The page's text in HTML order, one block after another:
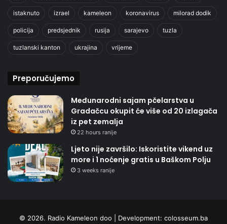
istaknuto izrael kameleon koronavirus milorad dodik
policija predsjednik rusija sarajevo tuzla
tuzlanski kanton ukrajina vrijeme
Preporučujemo
Međunarodni sajam pčelarstva u
Gradačcu okupit će više od 20 izlagača
iz pet zemalja
22 hours ranije
Ljeto nije završilo: Iskoristite vikend uz
more i 1 noćenje gratis u Baškom Polju
3 weeks ranije
© 2026. Radio Kameleon doo | Development: colosseum.ba